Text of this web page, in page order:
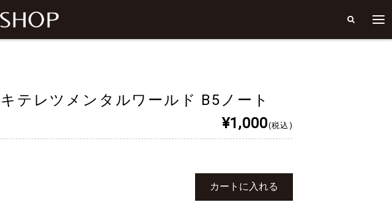
キテレツメンタルワールド B5ノート
¥1,000(税込)